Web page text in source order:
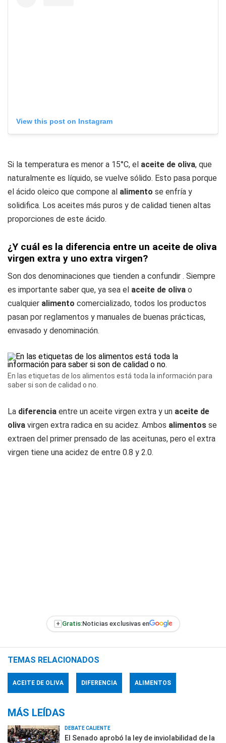
View this post on Instagram
Si la temperatura es menor a 15°C, el aceite de oliva, que
naturalmente es líquido, se vuelve sólido. Esto pasa porque
el ácido oleico que compone al alimento se enfría y
solidifica. Los aceites más puros y de calidad tienen altas
proporciones de este ácido.
¿Y cuál es la diferencia entre un aceite de oliva
virgen extra y uno extra virgen?
Son dos denominaciones que tienden a confundir . Siempre
es importante saber que, ya sea el aceite de oliva o
cualquier alimento comercializado, todos los productos
pasan por reglamentos y manuales de buenas prácticas,
envasado y denominación.
En las etiquetas de los alimentos está toda la información para
saber si son de calidad o no.
La diferencia entre un aceite virgen extra y un aceite de
oliva virgen extra radica en su acidez. Ambos alimentos se
extraen del primer prensado de las aceitunas, pero el extra
virgen tiene una acidez de entre 0.8 y 2.0.
+ Gratis:Noticias exclusivas en
TEMAS RELACIONADOS
ACEITE DE OLIVA DIFERENCIA ALIMENTOS
MÁS LEÍDAS
DEBATE CALIENTE
El Senado aprobó la ley de inviolabilidad de la